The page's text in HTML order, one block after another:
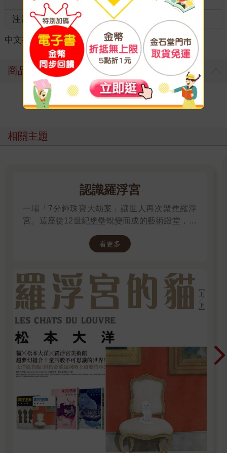
注音
級別
中文書 ＞ 藝術設計 ＞ 攝影 攝影入門
商品評價
寫評價
相關主題
認識羅浮宮
一場「7分鐘珠寶大劫案」讓世人再次聚焦羅浮
宮。這座從12世紀堡壘蛻變而成的藝術殿堂，收
一起深入探尋羅浮宮八百年的歷史、珍藏的秘密
看更多